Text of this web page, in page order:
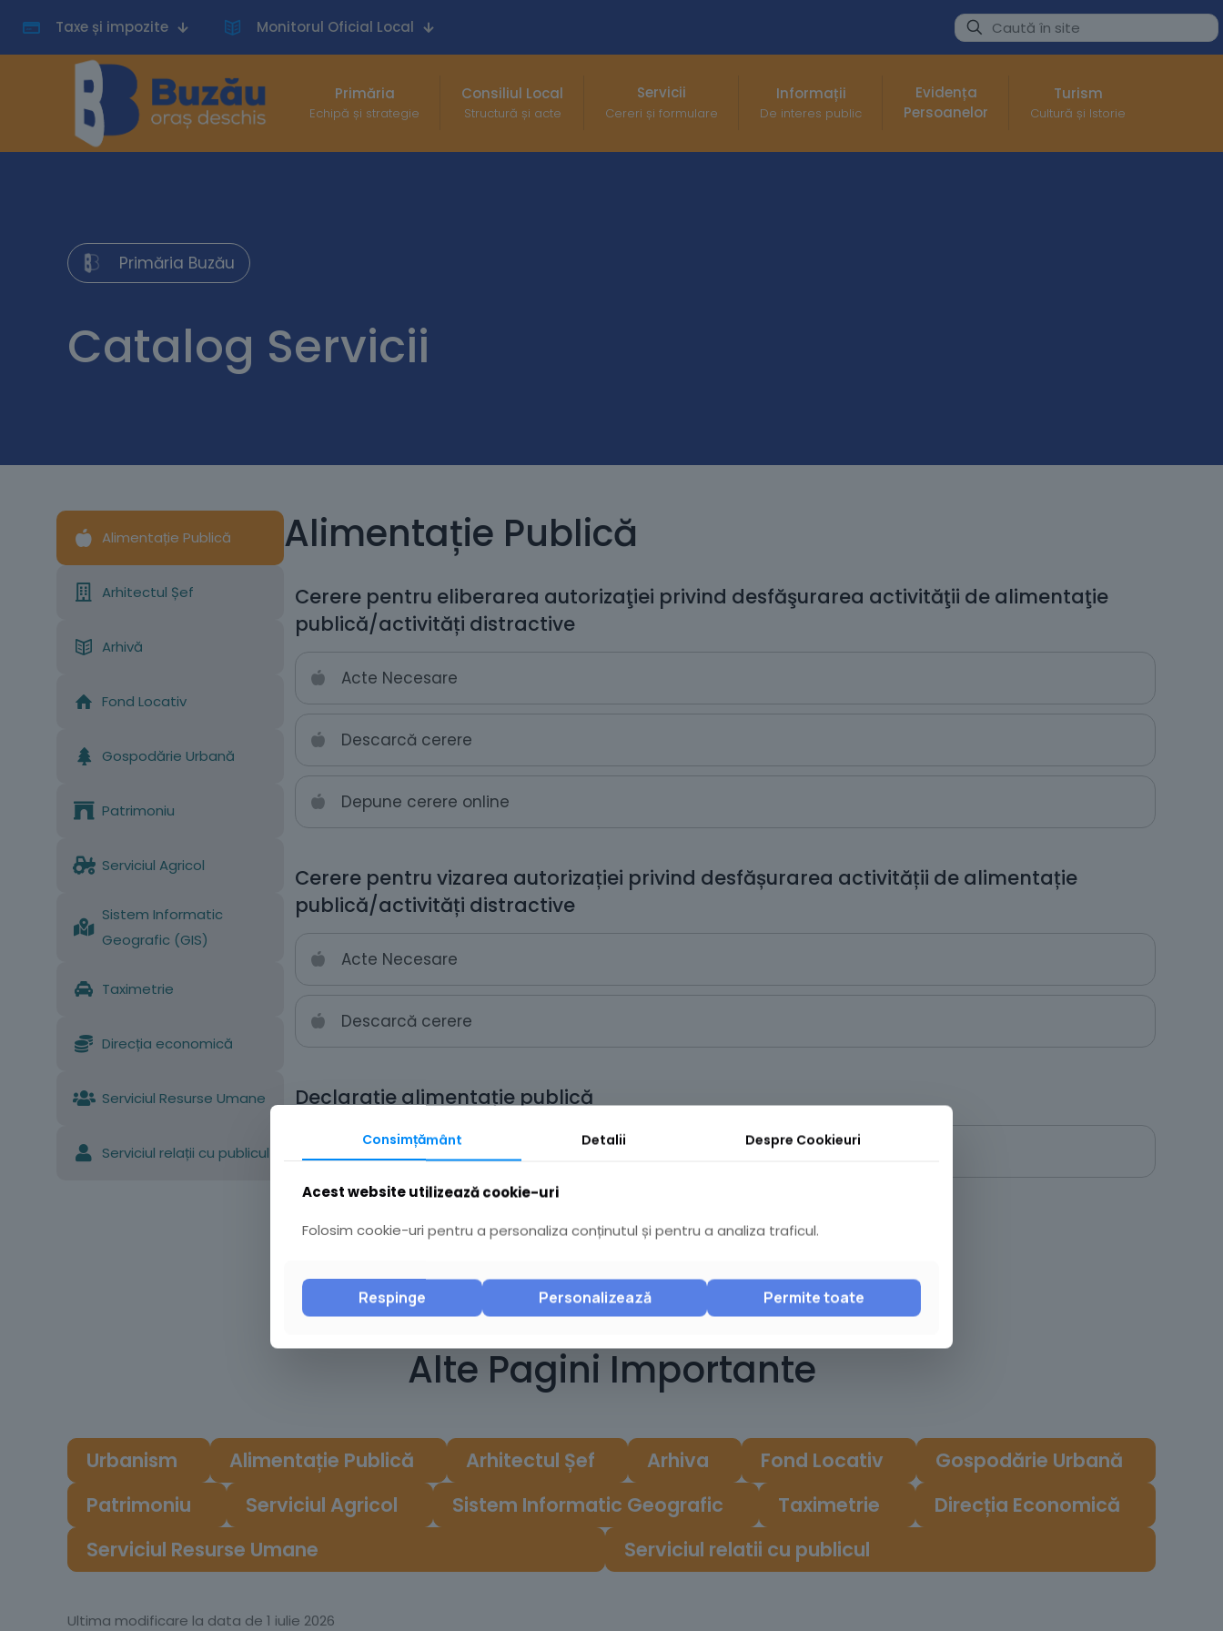
Taxe și impozite Monitorul Oficial Local
Primăria
Echipă și strategie
Consiliul Local
Structură și acte
Servicii
Cereri și formulare
Informații
De interes public
Evidența
Persoanelor
Turism
Cultură și Istorie
Primăria Buzău
Catalog Servicii
Alimentație Publică
Arhitectul Șef
Arhivă
Fond Locativ
Gospodărie Urbană
Patrimoniu
Serviciul Agricol
Sistem Informatic
Geografic (GIS)
Taximetrie
Direcția economică
Serviciul Resurse Umane
Serviciul relații cu publicul
Alimentație Publică
Cerere pentru eliberarea autorizaţiei privind desfăşurarea activităţii de alimentaţie
publică/activități distractive
Acte Necesare
Descarcă cerere
Depune cerere online
Cerere pentru vizarea autorizației privind desfășurarea activității de alimentație
publică/activități distractive
Acte Necesare
Descarcă cerere
Declarație alimentație publică
Descarcă declarație
Catalog Servicii
Alte Pagini Importante
Urbanism Alimentație Publică Arhitectul Șef Arhiva Fond Locativ
Gospodărie Urbană
Patrimoniu
Serviciul Agricol Sistem Informatic Geografic Taximetrie
Direcția Economică
Serviciul Resurse Umane
Serviciul relatii cu publicul
Ultima modificare la data de 1 iulie 2026
Consimțământ Detalii Despre Cookieuri
Acest website utilizează cookie-uri
Folosim cookie-uri pentru a personaliza conținutul și pentru a analiza traficul.
Respinge Personalizează Permite toate